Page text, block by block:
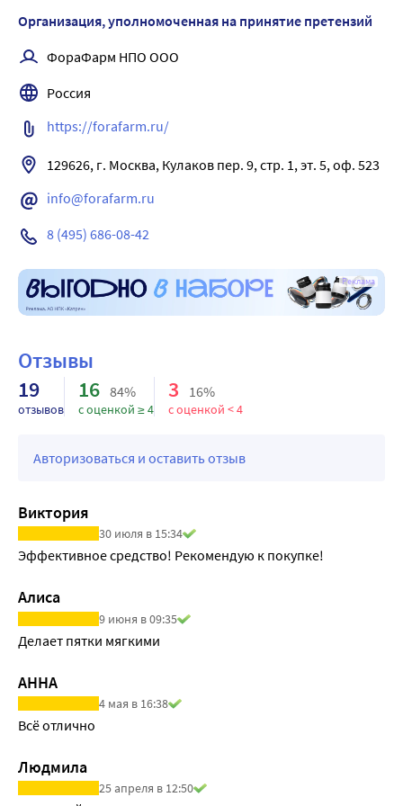
регенерирующее действие, питает и разглаживает кожу
ступней, предохраняет от сухости, трещин и шелушения,
Эффективность крема для ступней Софья с экстрактом
натуральных компонентов, обладающих выраженными
смягчающими, увлажняющими, отшелушивающими,
регенерирующими и противовоспалительными свойствами.
Организация, уполномоченная на принятие претензий
ФораФарм НПО ООО
Россия
https://forafarm.ru/
129626, г. Москва, Кулаков пер. 9, стр. 1, эт. 5, оф. 523
info@forafarm.ru
8 (495) 686-08-42
Реклама
Отзывы
19
отзывов
16 84%
с оценкой ≥ 4
3 16%
с оценкой < 4
Авторизоваться и оставить отзыв
Виктория
30 июля в 15:34
Эффективное средство! Рекомендую к покупке!
Алиса
9 июня в 09:35
Делает пятки мягкими
АННА
4 мая в 16:38
Всё отлично
Людмила
25 апреля в 12:50